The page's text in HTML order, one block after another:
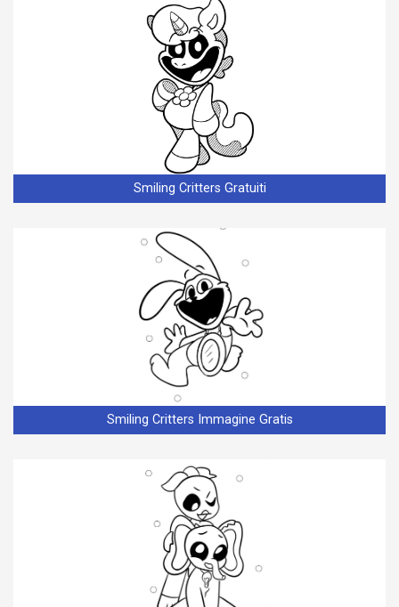
Smiling Critters Gratuiti
Smiling Critters Immagine Gratis